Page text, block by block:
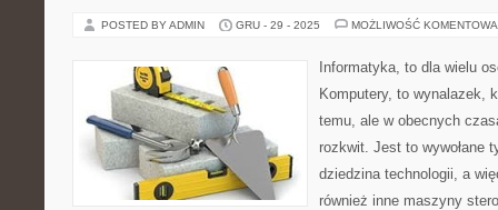
POSTED BY ADMIN GRU - 29 - 2025 MOŻLIWOŚĆ
Informatyka, to dla wielu
Komputery, to wynalazek,
temu, ale w obecnych
rozkwit. Jest to wywołane
dziedzina technologii, a
również inne maszyny